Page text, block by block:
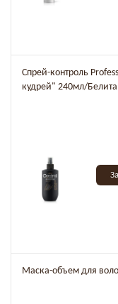
Спрей-контроль
кудрей" 240мл/Белита
Маска-объем для